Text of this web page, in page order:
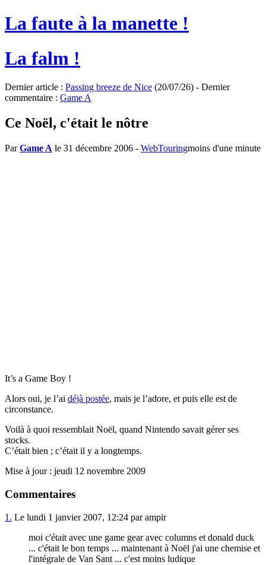
La faute à la manette !
La falm !
Dernier article : Passing breeze de Nice (20/07/26) - Dernier
commentaire : Game A
Ce Noël, c'était le nôtre
ParGame A le 31 décembre 2006 - WebTouringmoins d'une minute
It’s a Game Boy !
Alors oui, je l’ai déjà postée, mais je l’adore, et puis elle est de
circonstance.
Voilà à quoi ressemblait Noël, quand Nintendo savait gérer ses
stocks.
C’était bien ; c’était il y a longtemps.
Mise à jour : jeudi 12 novembre 2009
Commentaires
1. Le lundi 1 janvier 2007, 12:24 par ampir
moi c'était avec une game gear avec columns et donald duck
... c'était le bon temps ... maintenant à Noël j'ai une chemise et
l'intégrale de Van Sant ... c'est moins ludique